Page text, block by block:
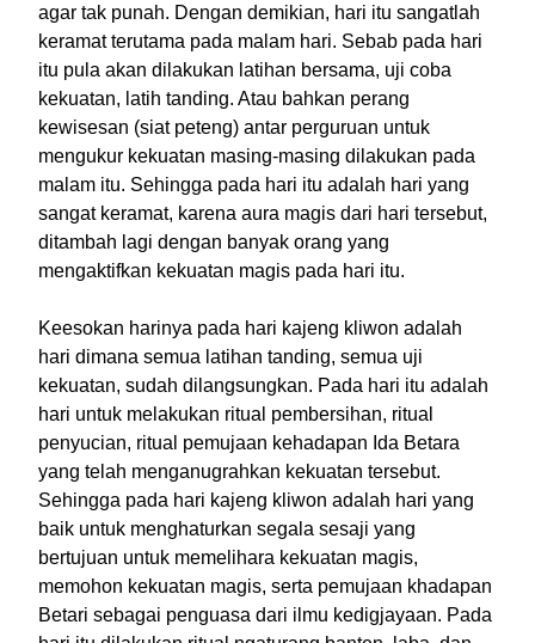
agar tak punah. Dengan demikian, hari itu sangatlah
keramat terutama pada malam hari. Sebab pada hari
itu pula akan dilakukan latihan bersama, uji coba
kekuatan, latih tanding. Atau bahkan perang
kewisesan (siat peteng) antar perguruan untuk
mengukur kekuatan masing-masing dilakukan pada
malam itu. Sehingga pada hari itu adalah hari yang
sangat keramat, karena aura magis dari hari tersebut,
ditambah lagi dengan banyak orang yang
mengaktifkan kekuatan magis pada hari itu.
Keesokan harinya pada hari kajeng kliwon adalah
hari dimana semua latihan tanding, semua uji
kekuatan, sudah dilangsungkan. Pada hari itu adalah
hari untuk melakukan ritual pembersihan, ritual
penyucian, ritual pemujaan kehadapan Ida Betara
yang telah menganugrahkan kekuatan tersebut.
Sehingga pada hari kajeng kliwon adalah hari yang
baik untuk menghaturkan segala sesaji yang
bertujuan untuk memelihara kekuatan magis,
memohon kekuatan magis, serta pemujaan khadapan
Betari sebagai penguasa dari ilmu kedigjayaan. Pada